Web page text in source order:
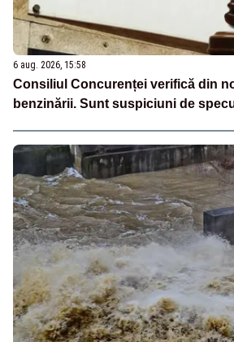
6 aug. 2026, 15:58
Consiliul Concurenței verifică din
benzinării. Sunt suspiciuni de